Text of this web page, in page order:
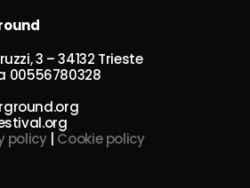
3 – 34132 Trieste
00556780328
policy| Cookie policy